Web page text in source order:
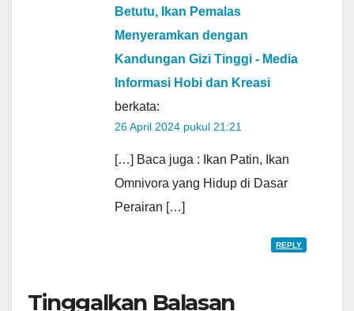
Betutu, Ikan Pemalas
Menyeramkan dengan
Kandungan Gizi Tinggi - Media
Informasi Hobi dan Kreasi
berkata:
26 April 2024 pukul 21:21
[…] Baca juga : Ikan Patin, Ikan
Omnivora yang Hidup di Dasar
Perairan […]
REPLY
Tinggalkan Balasan